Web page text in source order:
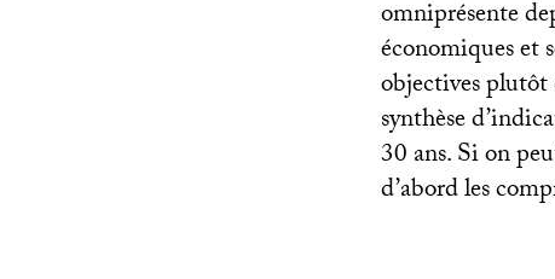
omniprésente
économiques et
objectives plutôt
synthèse
30 ans. Si on
d’abord les